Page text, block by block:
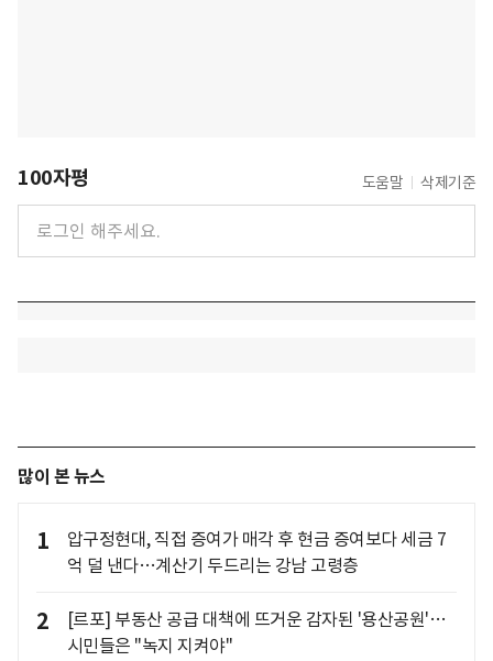
100자평 도움말 삭제기준
많이 본 뉴스
1
압구정현대, 직접 증여가 매각 후 현금 증여보다 세금 7
억 덜 낸다…계산기 두드리는 강남 고령층
2
[르포] 부동산 공급 대책에 뜨거운 감자된 '용산공원'…
시민들은 "녹지 지켜야"